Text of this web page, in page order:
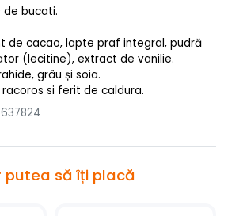
de bucati.
de cacao, lapte praf integral, pudră
(lecitine), extract de vanilie.
grâu și soia.
si ferit de caldura.
putea să îți placă